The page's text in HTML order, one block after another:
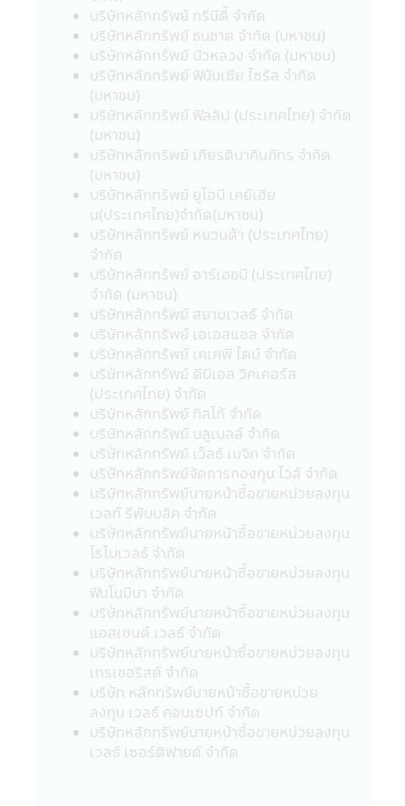
เลี้ยงชีพ และกองทุนรวมหุ้นระยะยาว ผู้ถือ
หน่วยลงทุน (ของกองทุนรวม) จะต้องปฏิบัติ
ตามเงื่อนไขการลงทุน และเงื่อนไขที่กำหนดโดย
กรมสรรพากรอย่างเคร่งครัดทุกประการ (ซึ่ง
สามารถศึกษาได้จากคู่มือการลงทุนที่บริษัท
จัดการได้จัดให้) มิฉะนั้นผู้ลงทุนจะไม่ได้รับสิทธิ
ประโยชน์ทางภาษี และ/หรือ ผู้ลงทุนอาจถูกหัก
หรือไม่สามารถขอคืนภาษี ณ ที่จ่ายจากกำไรที่
เกิดขึ้นตลอดจนผู้ลงทุนจะต้องคืนสิทธิประโยชน์
ทางภาษีที่เคยได้รับภายในกำหนดเวลา และ/
หรือ อาจจะต้องชำระเงินเพิ่ม และเบี้ยปรับตาม
ประมวลรัษฎากร อนึ่ง ผู้ลงทุนจะต้องเก็บ
เอกสารการลงทุนในกองทุนรวมถึงหลักฐาน
เพื่อพิสูจน์ว่าท่านได้ปฏิบัติตามเงื่อนไขของการ
ลงทุนที่กำหนดดังกล่าวอย่างครบถ้วน ทั้งนี้เพื่อ
ประโยชน์ในการยืนยันสิทธิประโยชน์ในทางภาษี
ของท่านหากถูกเรียกถามในอนาคต อนึ่ง ผู้
ลงทุนควรขอรับ และศึกษาข้อมูลในหนังสือชี้
ชวน และคู่มือการลงทุนให้เข้าใจ หรือสอบถาม
รายละเอียดเพิ่มเติมได้ที่ บริษัทจัดการ หรือผู้
ขายหน่วยลงทุน
• กรณีกองทุนรวมที่มีการลงทุนในต่าง
ประเทศ และไม่ได้ป้องกันความเสี่ยงของอัตรา
แลกเปลี่ยนทั้งจำนวน ผู้ลงทุนอาจจะขาดทุน
หรือได้รับกำไรจากอัตราแลกเปลี่ยน หรือได้รับ
เงินคืนต่ำกว่าเงินลงทุนเริ่มแรกได้
• กองทุนรวมมีประกัน ผู้ลงทุนที่ถือหน่วยที่
ลงทุนจนครบระยะเวลาการประกันที่กำหนดใน
หนังสือชี้ชวนนี้จะได้รับชำระเงินลงทุนคืนตาม
เงื่อนไขในการรับประกันอย่างไรก็ดี การประกัน
ดังกล่าวไม่ได้รวมถึงการประกันความสามารถ
ในการชำระหนี้ในอนาคตของผู้ประกัน
• กองทุนรวมมุ่งรักษาเงินต้น เป็นเพียงชื่อ
เรียกประเภทของกองทุนรวมที่จัดนโยบายการ
ลงทุนเพื่อให้เงินต้นของผู้ถือหน่วยลงทุนมีความ
เสี่ยงต่ำ โดยกองทุนรวมดังกล่าว มิได้รับประกัน
เงินลงทุนหรือผลตอบแทนจากการลงทุนแต่
อย่างใด
บริษัทหลักทรัพย์ ทรีนีตี้ จำกัด
บริษัทหลักทรัพย์ ธนชาต จำกัด (มหาชน)
บริษัทหลักทรัพย์ บัวหลวง จำกัด (มหาชน)
บริษัทหลักทรัพย์ ฟินันเซีย ไซรัส จำกัด
(มหาชน)
บริษัทหลักทรัพย์ ฟิลลิป (ประเทศไทย) จำกัด
(มหาชน)
บริษัทหลักทรัพย์ เกียรตินาคินภัทร จำกัด
(มหาชน)
บริษัทหลักทรัพย์ ยูโอบี เคย์เฮีย
น(ประเทศไทย)จำกัด(มหาชน)
บริษัทหลักทรัพย์ หยวนต้า (ประเทศไทย)
จำกัด
บริษัทหลักทรัพย์ อาร์เอชบี (ประเทศไทย)
จำกัด (มหาชน)
บริษัทหลักทรัพย์ สยามเวลธ์ จำกัด
บริษัทหลักทรัพย์ เอเอสแอล จำกัด
บริษัทหลักทรัพย์ เคเคพี ไดม์ จำกัด
บริษัทหลักทรัพย์ ดีบีเอส วิคเคอร์ส
(ประเทศไทย) จํากัด
บริษัทหลักทรัพย์ ทิสโก้ จำกัด
บริษัทหลักทรัพย์ บลูเบลล์ จำกัด
บริษัทหลักทรัพย์ เว็ลธ์ เมจิก จำกัด
บริษัทหลักทรัพย์จัดการกองทุน ไวส์ จำกัด
บริษัทหลักทรัพย์นายหน้าซื้อขายหน่วยลงทุน
เวลท์ รีพับบลิค จำกัด
บริษัทหลักทรัพย์นายหน้าซื้อขายหน่วยลงทุน
โรโบเวลธ์ จำกัด
บริษัทหลักทรัพย์นายหน้าซื้อขายหน่วยลงทุน
ฟินโนมีนา จำกัด
บริษัทหลักทรัพย์นายหน้าซื้อขายหน่วยลงทุน
แอสเซนด์ เวลธ์ จำกัด
บริษัทหลักทรัพย์นายหน้าซื้อขายหน่วยลงทุน
เทรเชอริสต์ จำกัด
บริษัท หลักทรัพย์นายหน้าซื้อขายหน่วย
ลงทุน เวลธ์ คอนเซปท์ จำกัด
บริษัทหลักทรัพย์นายหน้าซื้อขายหน่วยลงทุน
เวลธ์ เซอร์ติฟายด์ จำกัด